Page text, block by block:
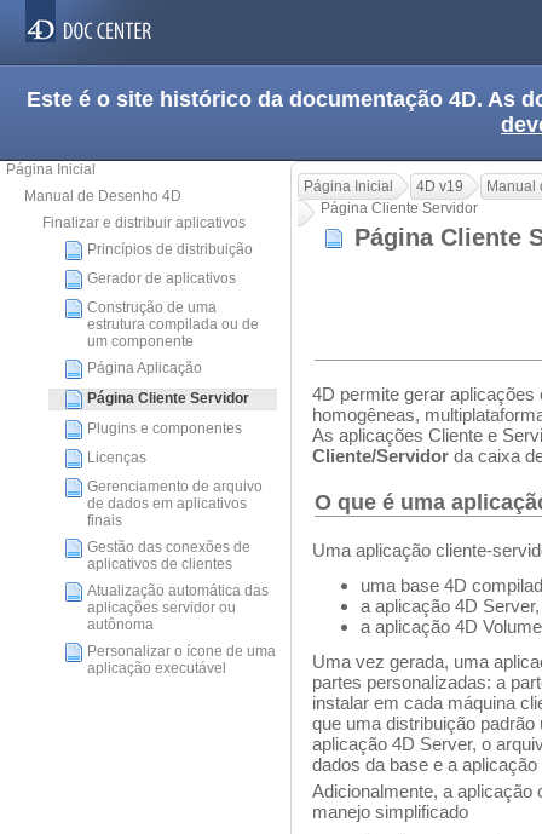
Este é o site histórico da documentação 4D. As
Página Inicial
Manual de Desenho 4D
Finalizar e distribuir aplicativos
Princípios de distribuição
Gerador de aplicativos
Construção de uma
estrutura compilada ou de
um componente
Página Aplicação
Página Cliente Servidor
Plugins e componentes
Licenças
Gerenciamento de arquivo
de dados em aplicativos
finais
Gestão das conexões de
aplicativos de clientes
Atualização automática das
aplicações servidor ou
autônoma
Personalizar o ícone de uma
aplicação executável
Página Inicial 4D v19
Manual
Página Cliente Servidor
Página Cliente
4D permite gerar
homogêneas,
As aplicações Cliente e
Cliente/Servidor da caixa
O que é uma
Uma aplicação cliente-
uma base 4D
a aplicação 4D Server,
a aplicação 4D
Uma vez gerada, uma
partes personalizadas: a
instalar em cada máquina
que uma distribuição
aplicação 4D Server, o
dados da base e a
Adicionalmente, a aplicação
manejo simplificado